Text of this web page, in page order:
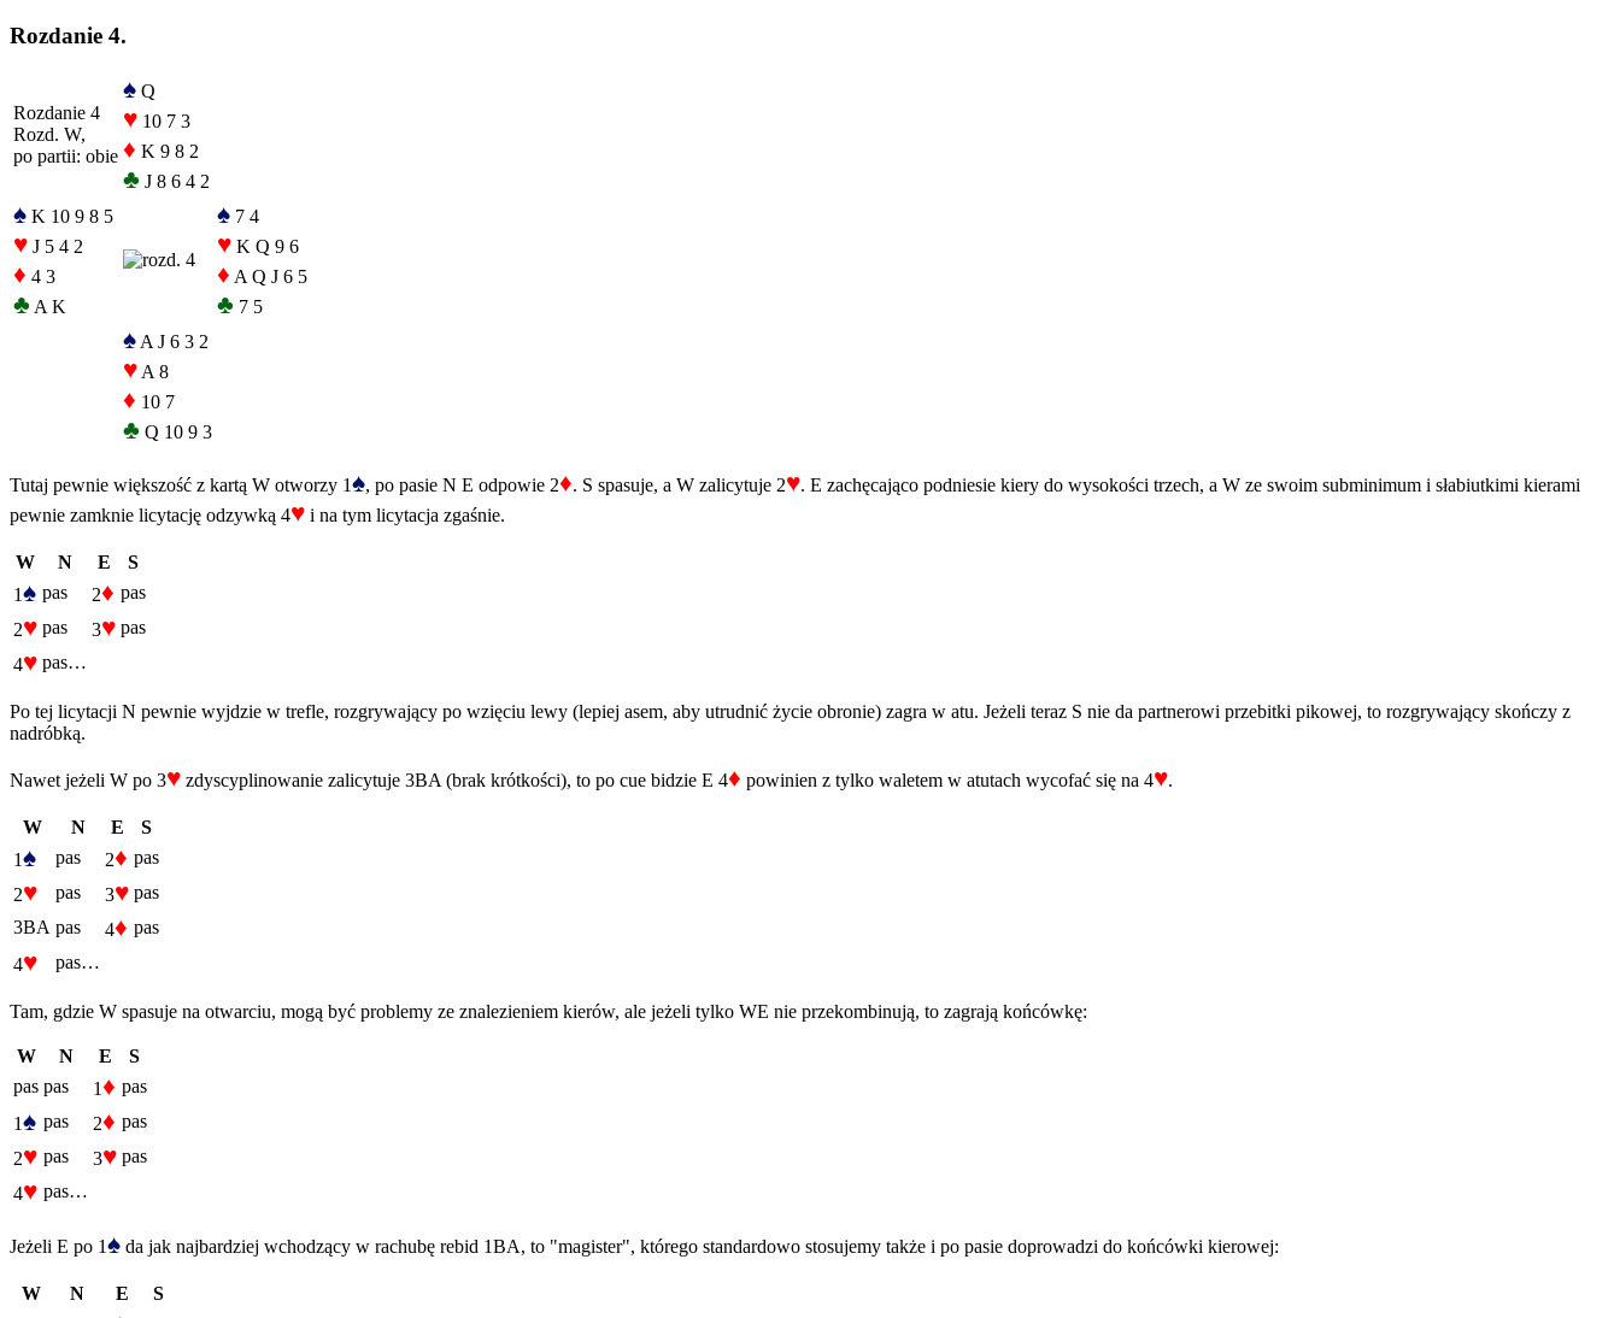
Rozdanie 4.
Rozdanie 4
Rozd. W,
po partii: obie
♠ Q
♥ 10 7 3
♦ K 9 8 2
♣ J 8 6 4 2
♠ K 10 9 8 5
♥ J 5 4 2
♦ 4 3
♣ A K
♠ 7 4
♥ K Q 9 6
♦ A Q J 6 5
♣ 7 5
♠ A J 6 3 2
♥ A 8
♦ 10 7
♣ Q 10 9 3
Tutaj pewnie większość z kartą W otworzy 1♠, po pasie N E odpowie 2♦. S spasuje, a W zalicytuje 2♥. E zachęcająco podniesie kiery do wysokości trzech, a W ze swoim subminimum i słabiutkimi kierami
pewnie zamknie licytację odzywką 4♥ i na tym licytacja zgaśnie.
W N E
S
1♠ pas 2♦ pas
2♥ pas 3♥ pas
4♥ pas…
Po tej licytacji N pewnie wyjdzie w trefle, rozgrywający po wzięciu lewy (lepiej asem, aby utrudnić życie obronie) zagra w atu. Jeżeli teraz S nie da partnerowi przebitki pikowej, to rozgrywający skończy z
nadróbką.
Nawet jeżeli W po 3♥ zdyscyplinowanie zalicytuje 3BA (brak krótkości), to po cue bidzie E 4♦ powinien z tylko waletem w atutach wycofać się na 4♥.
W N E
S
1♠ pas 2♦ pas
2♥ pas 3♥ pas
3BA pas 4♦ pas
4♥ pas…
Tam, gdzie W spasuje na otwarciu, mogą być problemy ze znalezieniem kierów, ale jeżeli tylko WE nie przekombinują, to zagrają końcówkę:
W N E
S
pas pas 1♦ pas
1♠ pas 2♦ pas
2♥ pas 3♥ pas
4♥ pas…
Jeżeli E po 1♠ da jak najbardziej wchodzący w rachubę rebid 1BA, to "magister", którego standardowo stosujemy także i po pasie doprowadzi do końcówki kierowej:
W N E
S